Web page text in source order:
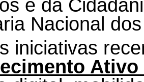
e da
Nacional
iniciativas
Ativo